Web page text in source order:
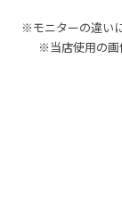
※モニターの違い
※当店使用の画